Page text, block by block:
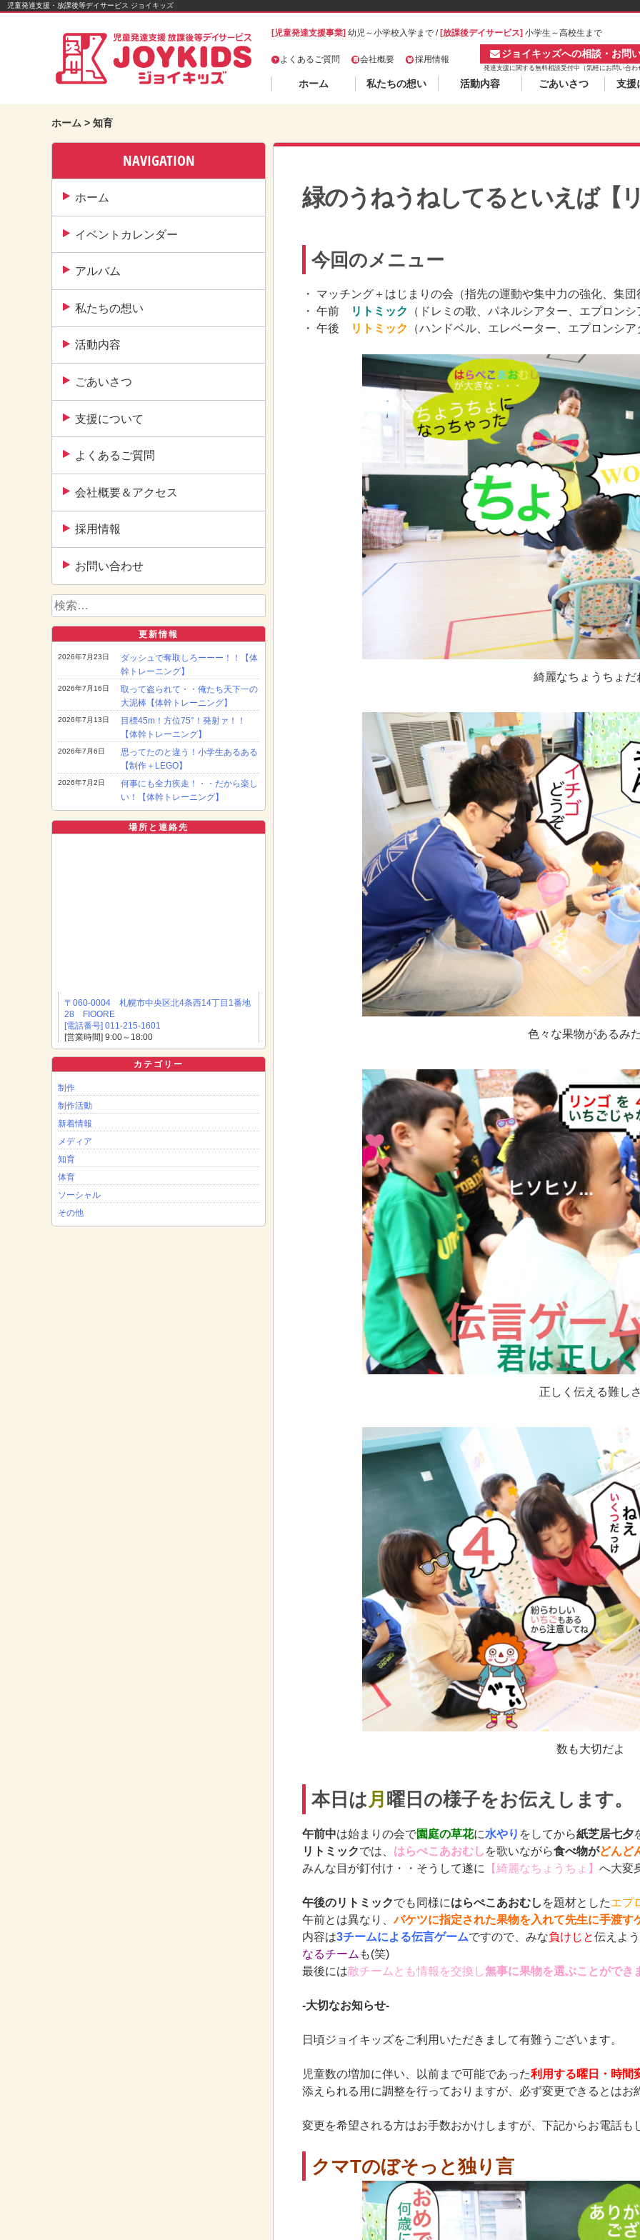
Skip
児童発達支援・放課後等デイサービス ジョイキッズ
[児童発達支援事業] 幼児～小学校入学まで /[放課後デイサービス] 小学生～高校生まで
よくあるご質問 会社概要 採用情報 ジョイキッズへの相談・お問
発達支援に関する無料相談受付中（気軽にお問い合わ
ホーム 私たちの想い 活動内容 ごあいさつ 支援
ホーム > 知育
NAVIGATION
ホーム
イベントカレンダー
アルバム
私たちの想い
活動内容
ごあいさつ
支援について
よくあるご質問
会社概要＆アクセス
採用情報
お問い合わせ
検
索:
更新情報
ダッシュで奪取しろーーー！！【体
幹トレーニング】
2026年7月23日
取って盗られて・・俺たち天下一の
大泥棒【体幹トレーニング】
2026年7月16日
目標45m！方位75°！発射ァ！！
【体幹トレーニング】
2026年7月13日
思ってたのと違う！小学生あるある
【制作＋LEGO】
2026年7月6日
何事にも全力疾走！・・だから楽し
い！【体幹トレーニング】
2026年7月2日
場所と連絡先
〒060-0004 札幌市中央区北4条西14丁目1番地
28 FIOORE
[電話番号] 011-215-1601
[営業時間] 9:00～18:00
カテゴリー
制作
制作活動
新着情報
メディア
知育
体育
ソーシャル
その他
緑のうねうねしてるといえば【
今回のメニュー
・ マッチング＋はじまりの会（指先の運動や集中力の強化、集
・ 午前
リトミック
（ドレミの歌、パネルシアター、エプロン
・ 午後
リトミック （ハンドベル、エレベーター、エプロンシ
綺麗なちょうちょだ
色々な果物があるみ
正しく伝える難し
数も大切だよ
本日は月 曜日の様子をお伝えします。
午前中は始まりの会で園庭の草花に水やり をしてから紙芝居七夕
リトミックでは、 はらぺこあおむし を歌いながら食べ物がどんど
みんな目が釘付け・・そうして遂に
【綺麗なちょうちょ】 へ大
午後のリトミックでも同様にはらぺこあおむし を題材としたエプ
午前とは異なり、バケツに指定された果物を入れて先生に手渡す
内容は3チームによる伝言ゲームですので、みな負けじと伝えよ
なるチーム も(笑)
最後には敵チームとも情報を交換し無事に果物を選ぶことができ
-大切なお知らせ-
日頃ジョイキッズをご利用いただきまして有難うございます。
児童数の増加に伴い、以前まで可能であった利用する曜日・時間
添えられる用に調整を行っておりますが、必ず変更できるとは
変更を希望される方はお手数おかけしますが、下記からお電話
クマTのぼそっと独り言